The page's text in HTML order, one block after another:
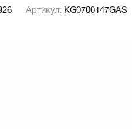
Артикул: KG0700147GAS